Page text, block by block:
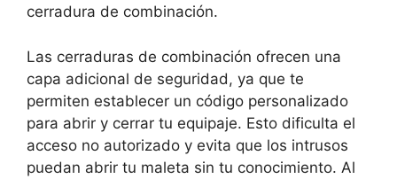
cerradura de combinación.
Las cerraduras de combinación ofrecen una
capa adicional de seguridad, ya que te
permiten establecer un código personalizado
para abrir y cerrar tu equipaje. Esto dificulta el
acceso no autorizado y evita que los intrusos
puedan abrir tu maleta sin tu conocimiento. Al